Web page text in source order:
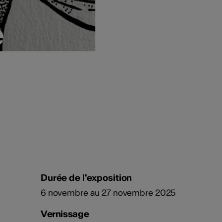
Durée de l'exposition
6 novembre au 27 novembre 2025
Vernissage